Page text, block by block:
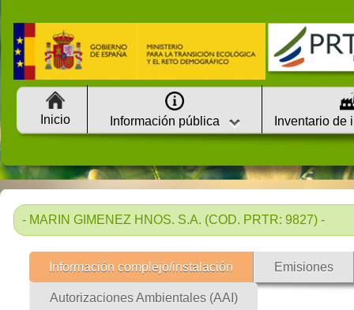
Inicio Información pública Inventario de
- MARIN GIMENEZ HNOS. S.A. (COD. PRTR: 9827) -
Información complejo/instalación Emisiones
Autorizaciones Ambientales (AAI)